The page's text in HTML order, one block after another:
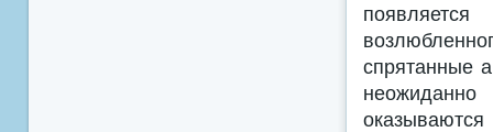
спрятанные